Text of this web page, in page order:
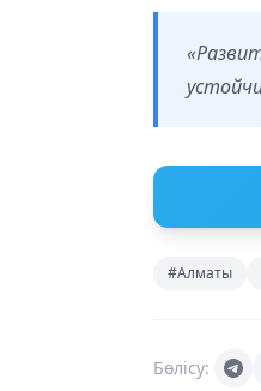
#Алматы
Бөлісу: